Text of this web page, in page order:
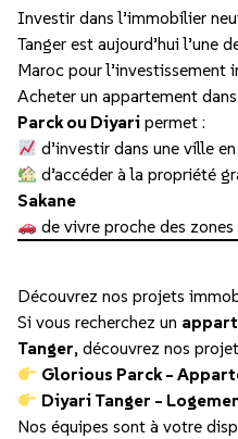
Investir dans l’immobilier
Tanger est aujourd’hui l’une
Maroc pour l’investissement
Acheter un appartement
Parck ou Diyari permet :
d’investir dans une ville
d’accéder à la propriété
Sakane
de vivre proche des
Découvrez nos projets
Si vous recherchez un
Tanger, découvrez nos
Glorious Parck –
Diyari Tanger –
Nos équipes sont à votre